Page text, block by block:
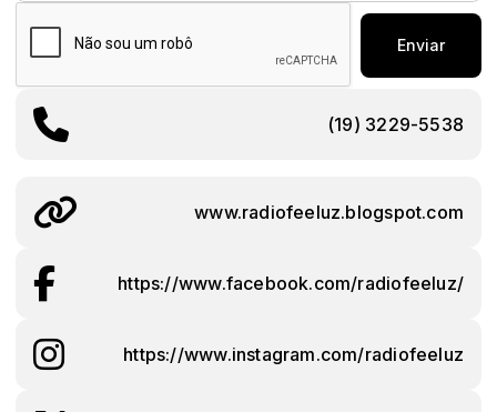
Enviar
(19) 3229-5538
www.radiofeeluz.blogspot.com
https://www.facebook.com/radiofeeluz/
https://www.instagram.com/radiofeeluz